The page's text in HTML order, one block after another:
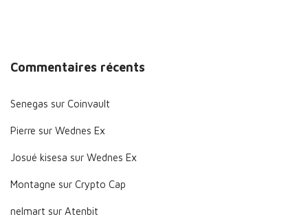
Commentaires récents
Senegas sur Coinvault
Pierre sur Wednes Ex
Josué kisesa sur Wednes Ex
Montagne sur Crypto Cap
nelmart sur Atenbit